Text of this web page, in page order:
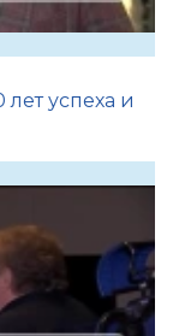
успеха и